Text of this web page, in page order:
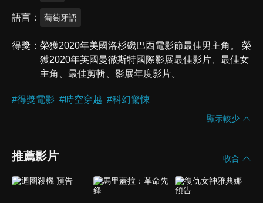
語言 葡萄牙語
得獎
榮獲2020年美國洛杉磯巴西電影節最佳男主角。 榮
獲2020年英國曼徹斯特國際影展最佳影片、最佳女
主角、最佳剪輯、影展年度影片。
#得獎電影 #時空穿越 #科幻驚悚
顯示較少
推薦影片 收合